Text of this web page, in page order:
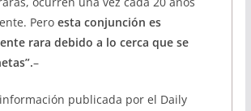
Pero esta conjunción es
rara debido a lo cerca que se
–
publicada por el Daily